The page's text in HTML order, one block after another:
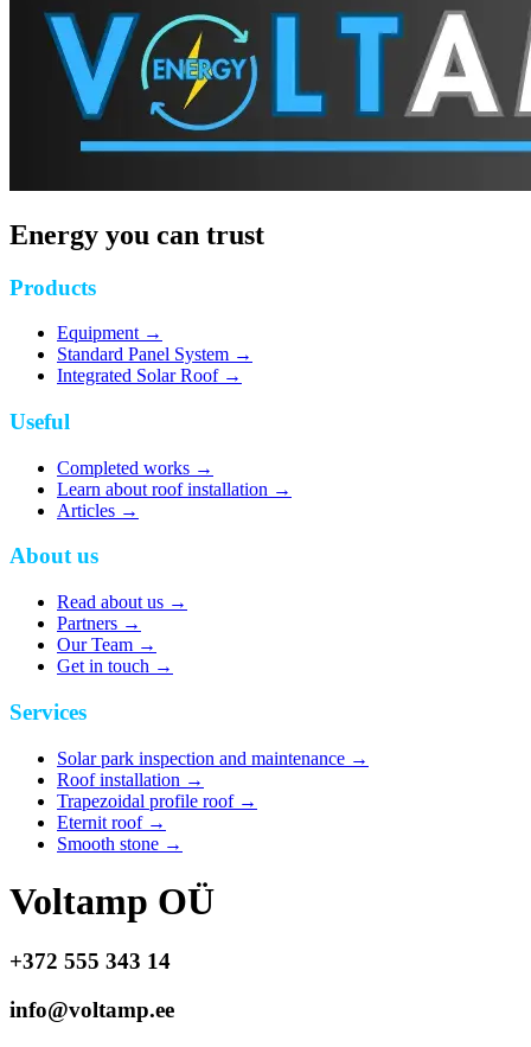
Energy you can trust
Products
Equipment →
Standard Panel System →
Integrated Solar Roof →
Useful
Completed works →
Learn about roof installation →
Articles →
About us
Read about us →
Partners →
Our Team →
Get in touch →
Services
Solar park inspection and maintenance →
Roof installation →
Trapezoidal profile roof →
Eternit roof →
Smooth stone →
Voltamp OÜ
+372 555 343 14
info@voltamp.ee